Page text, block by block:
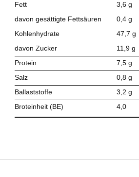
Fett
3,6 g
davon gesättigte Fettsäuren
0,4 g
Kohlenhydrate
47,7 g
davon Zucker
11,9 g
Protein
7,5 g
Salz
0,8 g
Ballaststoffe
3,2 g
Broteinheit (BE)
4,0